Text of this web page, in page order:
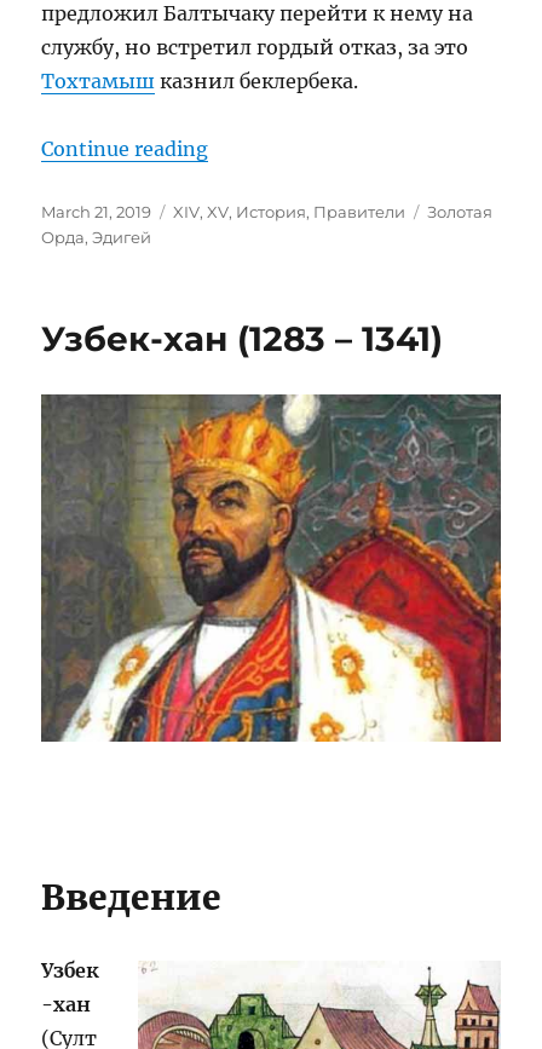
предложил Балтычаку перейти к нему на
службу, но встретил гордый отказ, за это
Тохтамыш казнил беклербека.
Continue reading“Эдигей (1352—1419)”
Posted
on
March 21, 2019 Categories
XIV,XV, История, Правители Tags
Золотая
Орда,Эдигей
Узбек-хан (1283 – 1341)
Введение
Узбек
-хан
(Султ